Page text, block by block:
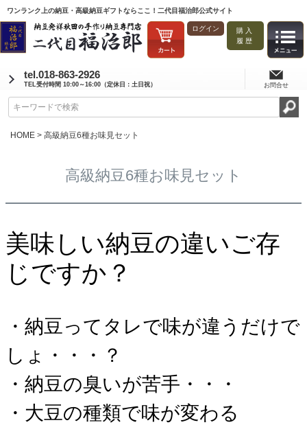
ワンランク上の納豆・高級納豆ギフトならここ！二代目福治郎公式サイト
ログイン
購入
履歴
tel.018-863-2926
TEL受付時間 10:00～16:00（定休日：土日祝） お問合せ
HOME 高級納豆6種お味見セット
高級納豆6種お味見セット
美味しい納豆の違いご存
じですか？
・納豆ってタレで味が違うだけで
しょ・・・？
・納豆の臭いが苦手・・・
・大豆の種類で味が変わる